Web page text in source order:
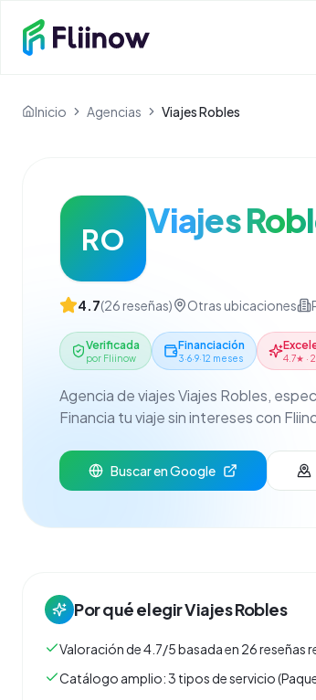
Inicio Agencias Viajes Robles
RO Viajes
4.7(26reseñas) Otras ubicaciones
Verificada
por Fliinow
Financiación
3·6·9·12 meses 4.7★ ·
Agencia de viajes Viajes Robles,
Financia tu viaje sin intereses con
Buscar en Google
Por qué elegirViajes Robles
Valoración de 4.7/5 basada en 26 reseñas
Catálogo amplio: 3 tipos de servicio